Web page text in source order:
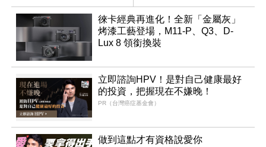
同步亮相
徠卡經典再進化！全新「金屬灰」
烤漆工藝登場，M11-P、Q3、D-
Lux 8 領銜換裝
立即諮詢HPV！是對自己健康最好
的投資，把握現在不嫌晚！
PR（台灣癌症基金會）
做到這點才有資格說愛你